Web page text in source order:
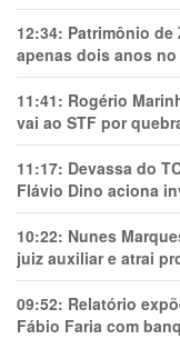
12:34: Patrimônio de
apenas dois anos
11:41: Rogério
vai ao STF por
11:17: Devassa do
Flávio Dino aciona
10:22: Nunes
juiz auxiliar e atrai
09:52: Relatório
Fábio Faria com